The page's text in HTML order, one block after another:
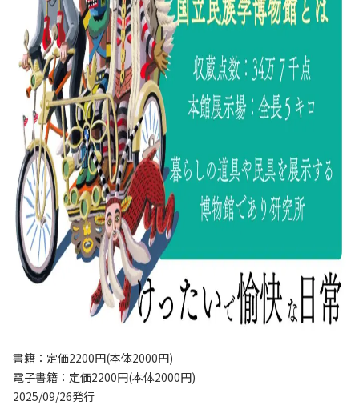
書籍：定価2200円(本体2000円)
電子書籍：定価2200円(本体2000円)
2025/09/26発行